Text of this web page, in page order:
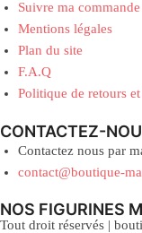
Suivre ma commande
Mentions légales
Plan du site
F.A.Q
Politique de retours
CONTACTEZ-
Contactez nous par
contact@boutique-
NOS FIGURINES
Tout droit réservés |